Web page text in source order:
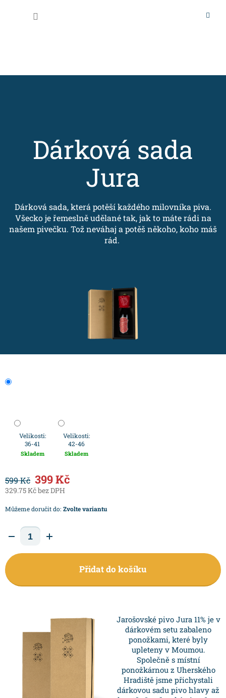
Nákupní
Dárková sada
Jura
Dárková sada, která potěší každého milovníka piva.
Všecko je řemeslně udělané tak, jak to máte rádi na
našem pivečku. Tož neváhaj a potěš někoho, koho máš
rád.
Velikosti:
36-41
Skladem
Velikosti:
42-46
Skladem
599 Kč 399 Kč
329.75 Kč bez DPH
Můžeme doručit do: Zvolte variantu
Přidat do košíku
Jarošovské pivo Jura 11% je v
dárkovém setu zabaleno
ponožkami, které byly
upleteny v Moumou.
Společně s místní
ponožkárnou z Uherského
Hradiště jsme přichystali
dárkovou sadu pivo hlavy až